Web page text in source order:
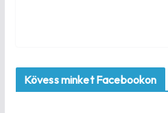
Kövess minket Facebookon